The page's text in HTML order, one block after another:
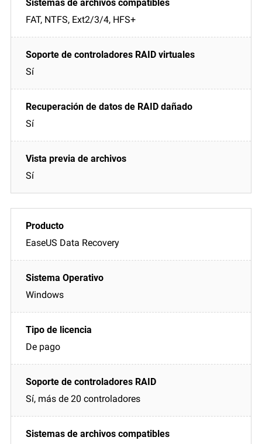
FAT, NTFS, Ext2/3/4, HFS+
Sí
Sí
Sí
EaseUS Data Recovery
Windows
De pago
Sí, más de 20 controladores